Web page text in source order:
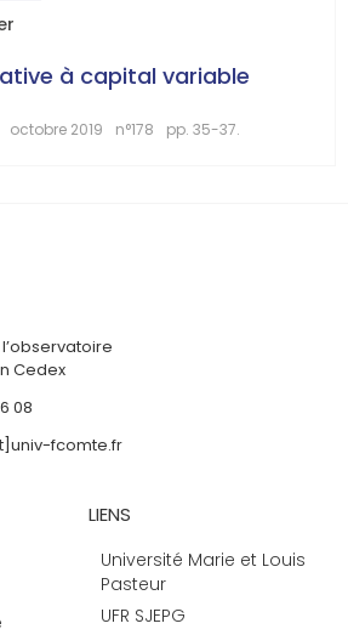
à capital variable
octobre 2019 n°178 pp. 35-37.
Cedex
08
fcomte.fr
LIENS
Université Marie et Louis
Pasteur
UFR SJEPG